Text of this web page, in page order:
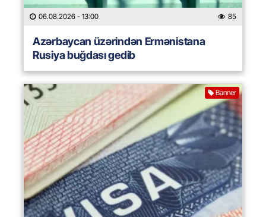
06.08.2026 - 13:00 85
Azərbaycan üzərindən Ermənistana
Rusiya buğdası gedib
Banner